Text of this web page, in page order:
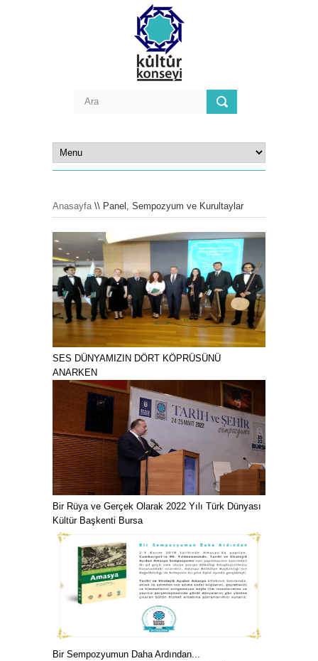
Anasayfa\\ Panel, Sempozyum ve Kurultaylar
SES DÜNYAMIZIN DÖRT KÖPRÜSÜNÜ
ANARKEN
Bir Rüya ve Gerçek Olarak 2022 Yılı Türk Dünyası
Kültür Başkenti Bursa
Bir Sempozyumun Daha Ardından...